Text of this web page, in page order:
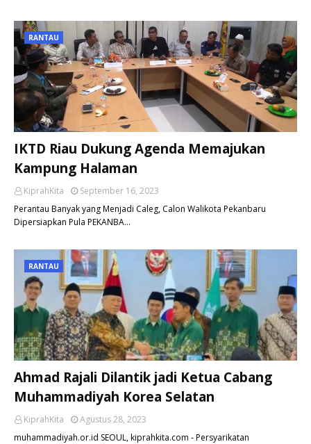
RANTAU
IKTD Riau Dukung Agenda Memajukan
Kampung Halaman
KiprahKita
September 16, 2023
Perantau Banyak yang Menjadi Caleg, Calon Walikota Pekanbaru
Dipersiapkan Pula PEKANBA…
RANTAU
Ahmad Rajali Dilantik jadi Ketua Cabang
Muhammadiyah Korea Selatan
KiprahKita
Agustus 28, 2023
muhammadiyah.or.id SEOUL, kiprahkita.com - Persyarikatan